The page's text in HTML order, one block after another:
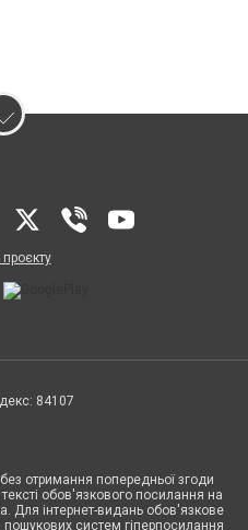
84107
отримання попередньої згоди
обов'язкового посилання на
Для інтернет-видань обов'язкове
систем гіперпосилання